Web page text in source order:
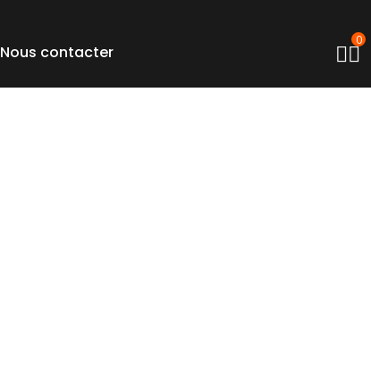
Nous contacter
0